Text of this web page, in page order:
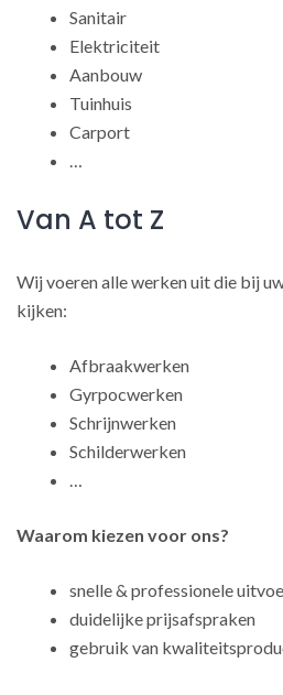
Sanitair
Elektriciteit
Aanbouw
Tuinhuis
Carport
…
Van A tot Z
Wij voeren alle werken uit die bij
kijken:
Afbraakwerken
Gyrpocwerken
Schrijnwerken
Schilderwerken
…
Waarom kiezen voor ons?
snelle & professionele
duidelijke prijsafspraken
gebruik van